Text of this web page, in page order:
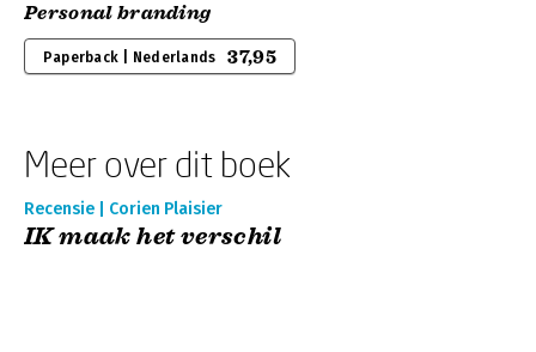
Personal branding
Paperback | Nederlands 37,95
Meer over dit boek
Recensie | Corien Plaisier
IK maak het verschil